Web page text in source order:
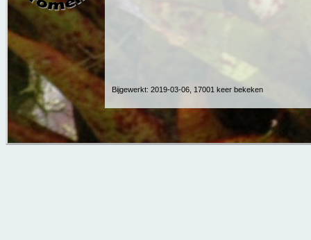
Bijgewerkt: 2019-03-06, 17001 keer bekeken